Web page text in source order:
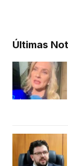
Últimas